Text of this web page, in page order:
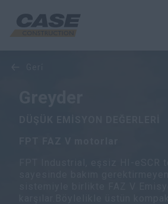
sayesinde bakım